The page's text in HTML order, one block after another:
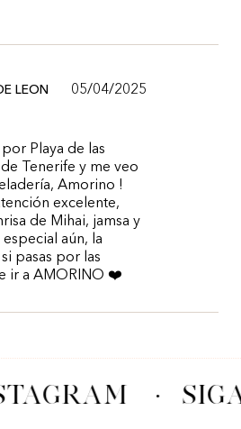
LEON 05/04/2025
Playa de las
Tenerife y me veo
Amorino !
excelente,
de Mihai, jamsa y
aún, la
pasas por las
ir a AMORINO ❤️
·